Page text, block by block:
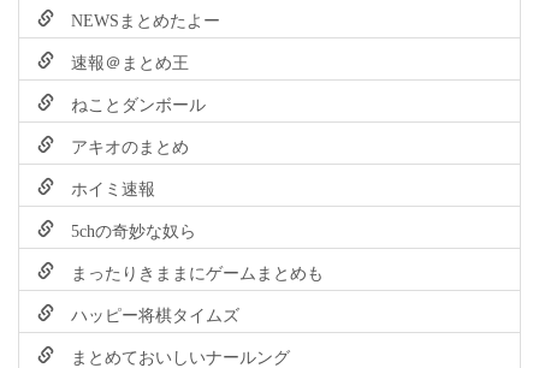
NEWSまとめたよー
速報＠まとめ王
ねことダンボール
アキオのまとめ
ホイミ速報
5chの奇妙な奴ら
まったりきままにゲームまとめも
ハッピー将棋タイムズ
まとめておいしいナールング